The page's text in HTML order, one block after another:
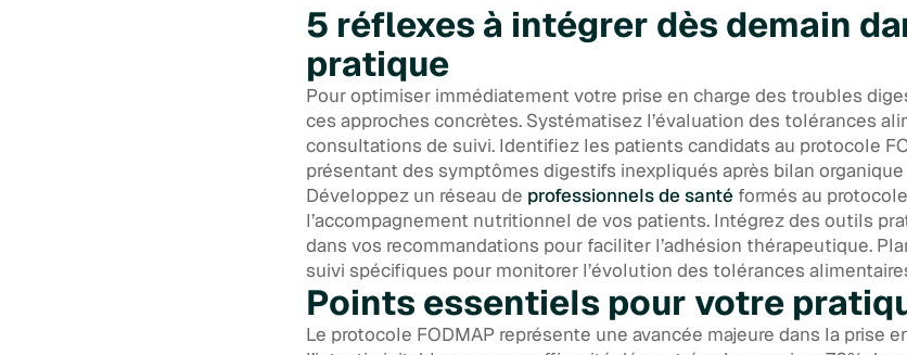
5 réflexes à intégrer dès demain
pratique
Pour optimiser immédiatement votre prise en charge des troubles
ces approches concrètes. Systématisez l’évaluation des tolérances
consultations de suivi. Identifiez les patients candidats au protocole
présentant des symptômes digestifs inexpliqués après bilan organique
Développez un réseau de professionnels de santé formés au
l’accompagnement nutritionnel de vos patients. Intégrez des outils
dans vos recommandations pour faciliter l’adhésion thérapeutique.
suivi spécifiques pour monitorer l’évolution des tolérances
Points essentiels pour votre
Le protocole FODMAP représente une avancée majeure dans la prise